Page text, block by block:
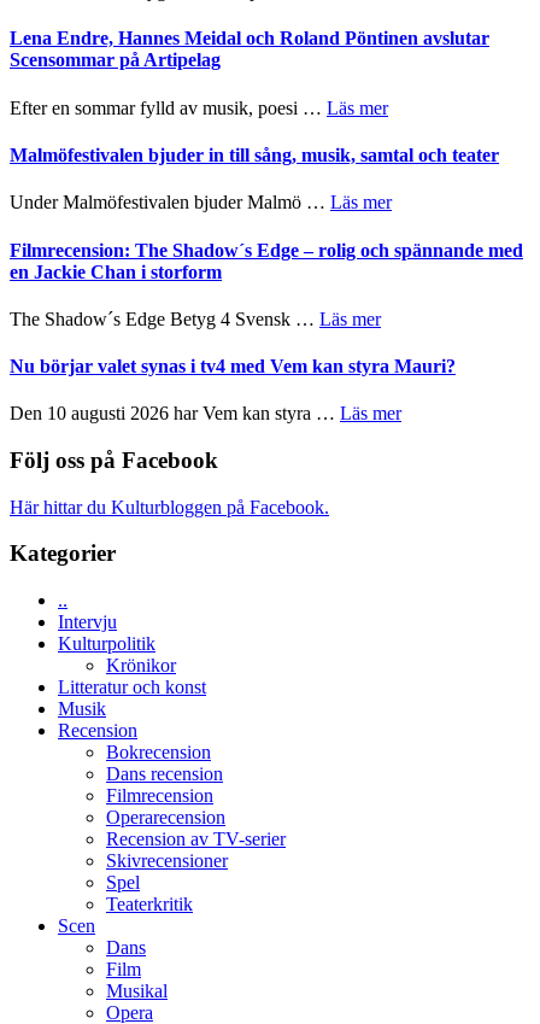
I
Delvis
vidsträckta
Trustorhärvan
mycket
Lena Endre, Hannes Meidal och Roland Pöntinen avslutar
Scensommar på Artipelag
Efter en sommar fylld av musik, poesi … Läs merom
Endre,
och
Pöntinen
Malmöfestivalen bjuder in till sång, musik, samtal och teater
Under Malmöfestivalen bjuder Malmö … Läs merom
bjuder
in
och
Filmrecension: The Shadow´s Edge – rolig och spännande med
en Jackie Chan i storform
The Shadow´s Edge Betyg 4 Svensk … Läs merom
The
Edge
Nu börjar valet synas i tv4 med Vem kan styra Mauri?
Den 10 augusti 2026 har Vem kan styra … Läs merom
Följ oss på Facebook
Här hittar du Kulturbloggen på Facebook.
Kategorier
..
Intervju
Kulturpolitik
Krönikor
Litteratur och konst
Musik
Recension
Bokrecension
Dans recension
Filmrecension
Operarecension
Recension av TV-serier
Skivrecensioner
Spel
Teaterkritik
Scen
Dans
Film
Musikal
Opera